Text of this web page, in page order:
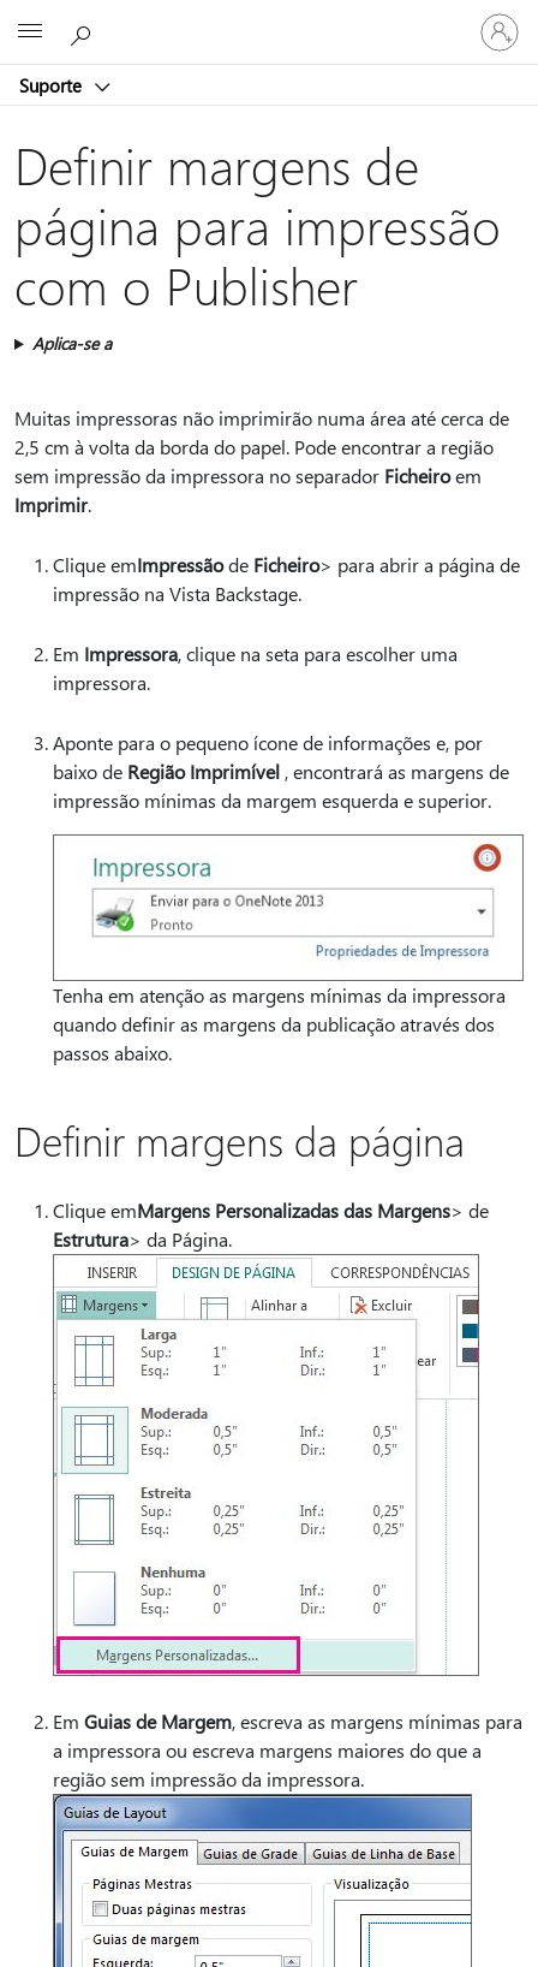
Suporte
Entre
em
sua
Definir margens de
página para impressão
com o Publisher
Aplica-se a
Muitas impressoras não imprimirão numa área até cerca de
2,5 cm à volta da borda do papel. Pode encontrar a região
sem impressão da impressora no separador Ficheiroem
Imprimir.
Clique emImpressãode Ficheiro> para abrir a página de
impressão na Vista Backstage.
Em Impressora, clique na seta para escolher uma
impressora.
Aponte para o pequeno ícone de informações e, por
baixo de Região Imprimível , encontrará as margens de
impressão mínimas da margem esquerda e superior.
Tenha em atenção as margens mínimas da impressora
quando definir as margens da publicação através dos
passos abaixo.
Definir margens da página
Clique emMargens Personalizadas das Margens> de
Estrutura> da Página.
Em Guias de Margem, escreva as margens mínimas para
a impressora ou escreva margens maiores do que a
região sem impressão da impressora.